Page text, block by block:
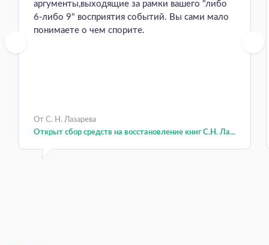
аргументы,выходящие за рамки вашего "либо
6-либо 9" восприятия событий. Вы сами мало
понимаете о чем спорите.
От С. Н. Лазарева
Открыт сбор средств на восстановление книг С.Н. Ла...